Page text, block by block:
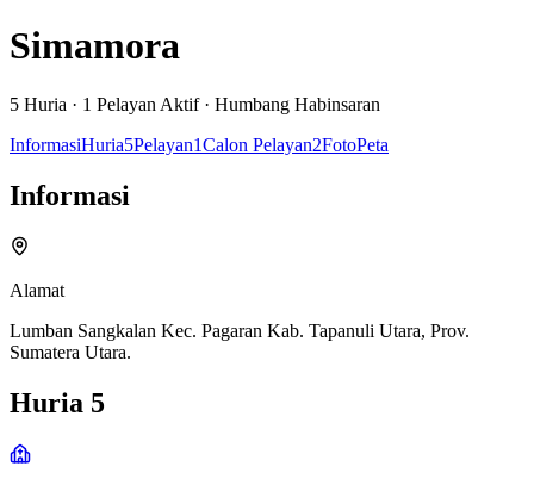
Simamora
5 Huria · 1 Pelayan Aktif· Humbang Habinsaran
InformasiHuria5Pelayan1Calon Pelayan2FotoPeta
Informasi
Alamat
Lumban Sangkalan Kec. Pagaran Kab. Tapanuli Utara, Prov.
Sumatera Utara.
Huria 5